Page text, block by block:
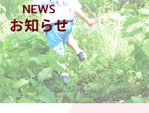
NEWS
お知らせ